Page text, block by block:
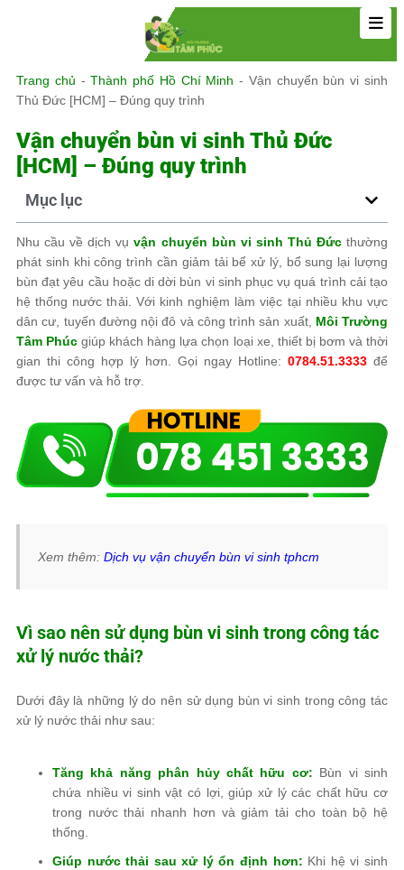
Trang chủ -Thành phố Hồ Chí Minh - Vận chuyển bùn vi sinh
Thủ Đức [HCM] – Đúng quy trình
Vận chuyển bùn vi sinh Thủ Đức
[HCM] – Đúng quy trình
Mục lục
Nhu cầu về dịch vụvận chuyển bùn vi sinh Thủ Đứcthường
phát sinh khi công trình cần giảm tải bể xử lý, bổ sung lại lượng
bùn đạt yêu cầu hoặc di dời bùn vi sinh phục vụ quá trình cải tạo
hệ thống nước thải. Với kinh nghiệm làm việc tại nhiều khu vực
dân cư, tuyến đường nội đô và công trình sản xuất, Môi Trường
Tâm Phúc giúp khách hàng lựa chọn loại xe, thiết bị bơm và thời
gian thi công hợp lý hơn. Gọi ngay Hotline: 0784.51.3333 để
được tư vấn và hỗ trợ.
Xem thêm: Dịch vụ vận chuyển bùn vi sinh tphcm
Vì sao nên sử dụng bùn vi sinh trong công tác
xử lý nước thải?
Dưới đây là những lý do nên sử dụng bùn vi sinh trong công tác
xử lý nước thải như sau:
Tăng khả năng phân hủy chất hữu cơ: Bùn vi sinh
chứa nhiều vi sinh vật có lợi, giúp xử lý các chất hữu cơ
trong nước thải nhanh hơn và giảm tải cho toàn bộ hệ
thống.
Giúp nước thải sau xử lý ổn định hơn: Khi hệ vi sinh